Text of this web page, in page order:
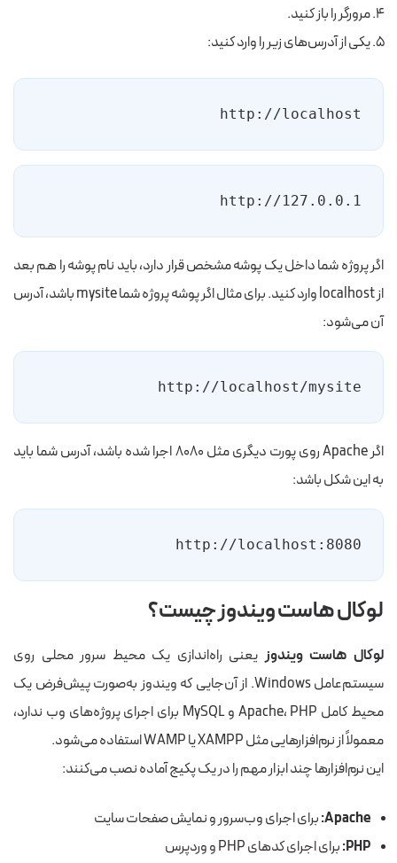
مرورگر را باز کنید.
یکی از آدرس‌های زیر را وارد کنید:
http://localhost
http://127.0.0.1
اگر پروژه شما داخل یک پوشه مشخص قرار دارد، باید نام پوشه را هم بعد
از localhost وارد کنید. برای مثال اگر پوشه پروژه شما mysite باشد، آدرس
آن می‌شود:
http://localhost/mysite
اگر Apache روی پورت دیگری مثل ۸۰۸۰ اجرا شده باشد، آدرس شما باید
به این شکل باشد:
http://localhost:8080
لوکال هاست ویندوز چیست؟
لوکال هاست ویندوزیعنی راه‌اندازی یک محیط سرور محلی روی
سیستم‌عامل Windows. از آن‌جایی که ویندوز به‌صورت پیش‌فرض یک
محیط کامل Apache، PHP و MySQL برای اجرای پروژه‌های وب ندارد،
معمولاً از نرم‌افزارهایی مثل XAMPP یا WAMP استفاده می‌شود.
این نرم‌افزارها چند ابزار مهم را در یک پکیج آماده نصب می‌کنند:
Apache: برای اجرای وب‌سرور و نمایش صفحات سایت
PHP: برای اجرای کدهای PHP و وردپرس